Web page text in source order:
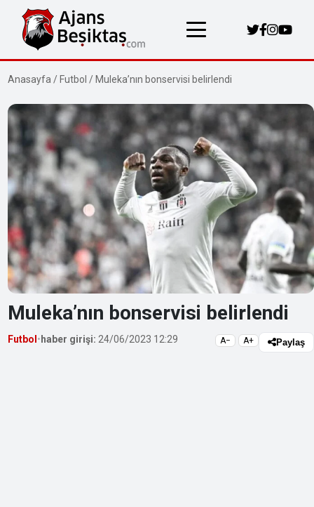
Anasayfa / Futbol / Muleka’nın bonservisi belirlendi
Muleka’nın bonservisi belirlendi
Futbol • haber girişi: 24/06/2023 12:29 A− A+ Paylaş